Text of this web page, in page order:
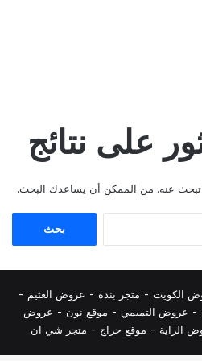
على نتائج
’ تبحث عنه. من الممكن أن يساعدك البحث.
الكويت - متجر بنده - عروض العثيم -
- عروض التميمي - موقع نون - عروض
الراية - موقع حراج - متجر شي ان